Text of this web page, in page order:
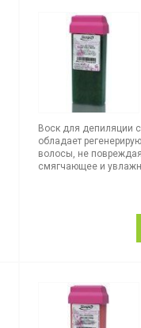
Воск для депиляции
обладает
волосы, не
смягчающее и